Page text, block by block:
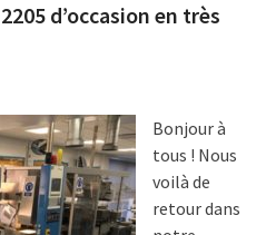
d’occasion en très
Bonjour à
tous ! Nous
voilà de
retour dans